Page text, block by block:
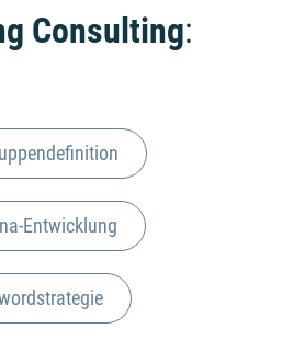
Consulting:
Ent­wick­lung